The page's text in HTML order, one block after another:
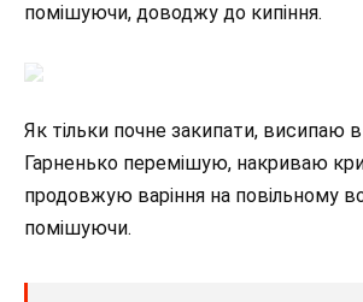
помішуючи, доводжу до кипіння.
Як тільки почне закипати, висипаю
Гарненько перемішую, накриваю
продовжую варіння на повільному
помішуючи.